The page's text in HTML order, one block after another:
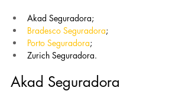
Akad Seguradora;
Bradesco Seguradora;
Porto Seguradora;
Zurich Seguradora.
Akad Seguradora